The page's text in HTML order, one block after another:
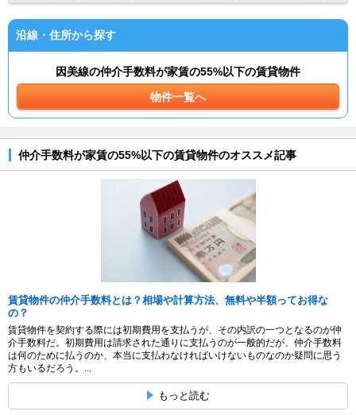
沿線・住所から探す
因美線の仲介手数料が家賃の55%以下の賃貸物件
物件一覧へ
仲介手数料が家賃の55%以下の賃貸物件のオススメ記事
賃貸物件の仲介手数料とは？相場や計算方法、無料や半額ってお得な
の？
賃貸物件を契約する際には初期費用を支払うが、その内訳の一つとなるのが仲
介手数料だ。初期費用は請求された通りに支払うのが一般的だが、仲介手数料
は何のために払うのか、本当に支払わなければいけないものなのか疑問に思う
方もいるだろう。...
もっと読む